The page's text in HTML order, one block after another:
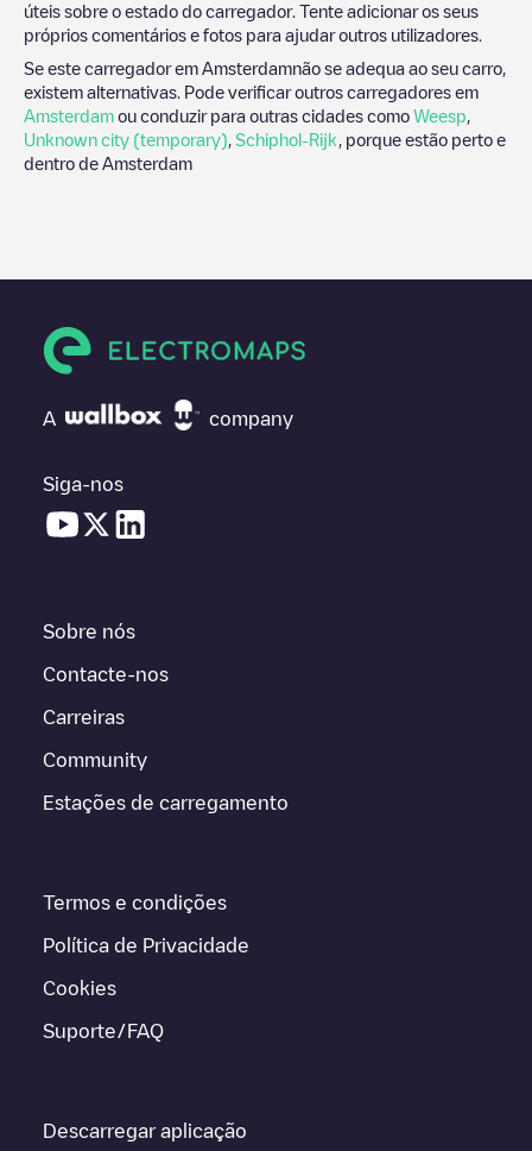
úteis sobre o estado do carregador. Tente adicionar os seus
próprios comentários e fotos para ajudar outros utilizadores.
Se este carregador em Amsterdamnão se adequa ao seu carro,
existem alternativas. Pode verificar outros carregadores em
Amsterdam ou conduzir para outras cidades como Weesp
Unknown city (temporary) Schiphol-Rijk
, porque estão perto e
dentro de Amsterdam
A company
Siga-nos
Sobre nós
Contacte-nos
Carreiras
Community
Estações de carregamento
Termos e condições
Política de Privacidade
Cookies
Suporte/FAQ
Descarregar aplicação